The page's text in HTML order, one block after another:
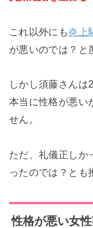
これ以外にも炎上
が悪いのでは？と
しかし須藤さんは
本当に性格が悪い
せん。
ただ、礼儀正しか
ったのでは？とも
性格が悪い女